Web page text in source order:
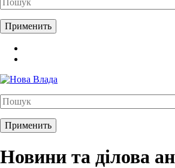
Новини та ділова